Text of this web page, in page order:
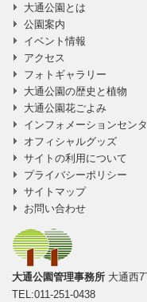
大通公園とは
公園案内
イベント情報
アクセス
フォトギャラリー
大通公園の歴史と植物
大通公園花ごよみ
インフォメーションセン
オフィシャルグッズ
サイトの利用について
プライバシーポリシー
サイトマップ
お問い合わせ
大通公園管理事務所 大通西7
TEL:011-251-0438